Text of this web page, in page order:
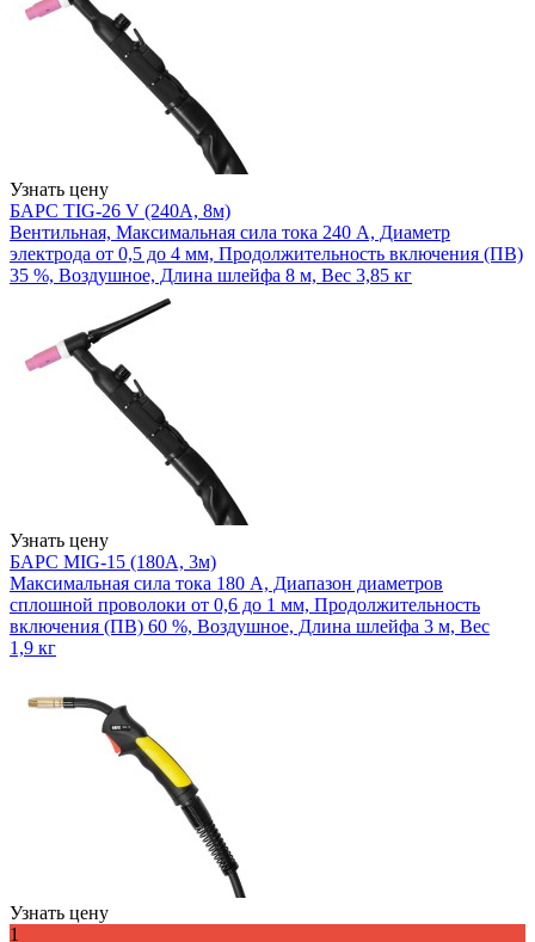
Узнать цену
БАРС TIG-26 V (240А, 8м)
Вентильная, Максимальная сила тока 240 А, Диаметр
электрода от 0,5 до 4 мм, Продолжительность включения (ПВ)
35 %, Воздушное, Длина шлейфа 8 м, Вес 3,85 кг
Узнать цену
БАРС MIG-15 (180А, 3м)
Максимальная сила тока 180 А, Диапазон диаметров
сплошной проволоки от 0,6 до 1 мм, Продолжительность
включения (ПВ) 60 %, Воздушное, Длина шлейфа 3 м, Вес
1,9 кг
Узнать цену
1